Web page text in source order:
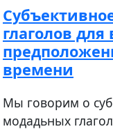
глаголов
времени
Мы говорим о
модадьных